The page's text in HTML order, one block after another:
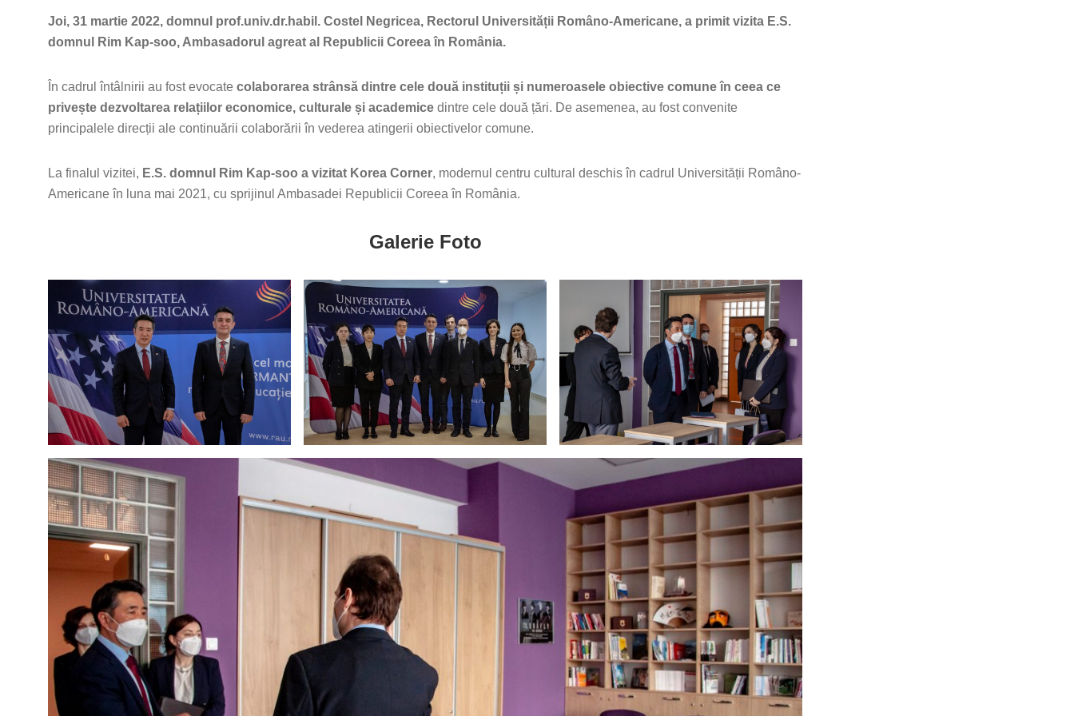
Joi, 31 martie 2022, domnul prof.univ.dr.habil. Costel Negricea, Rectorul Universității Româno-Americane, a primit vizita E.S.
domnul Rim Kap-soo, Ambasadorul agreat al Republicii Coreea în România.
În cadrul întâlnirii au fost evocate colaborarea strânsă dintre cele două instituții și numeroasele obiective comune în ceea ce
privește dezvoltarea relațiilor economice, culturale și academice dintre cele două țări. De asemenea, au fost convenite
principalele direcții ale continuării colaborării în vederea atingerii obiectivelor comune.
La finalul vizitei, E.S. domnul Rim Kap-soo a vizitat Korea Corner, modernul centru cultural deschis în cadrul Universității Româno-
Americane în luna mai 2021, cu sprijinul Ambasadei Republicii Coreea în România.
Galerie Foto